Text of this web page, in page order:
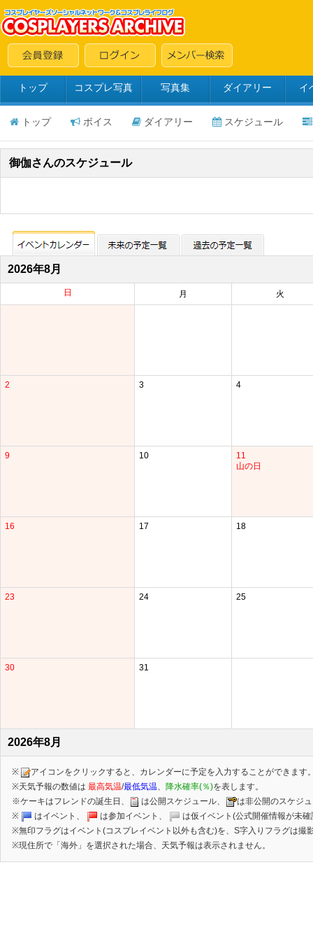
トップ コスプレ写真 写真集 ダイアリー イ
トップ ボイス ダイアリー スケジュール
御伽さんのスケジュール
2026年8月
日 月 火
2 3 4
9 10
11
山の日
16 17 18
23 24 25
30 31
2026年8月
※
アイコンをクリックすると、カレンダーに予定を入力することができます
※天気予報の数値は 最高気温/最低気温、 降水確率(％)を表します。
※ケーキはフレンドの誕生日、
は公開スケジュール、
は非公開のスケジ
※
はイベント、 は参加イベント、
は仮イベント(公式開催情報が未
※無印フラグはイベント(コスプレイベント以外も含む)を、S字入りフラグは撮
※現住所で「海外」を選択された場合、天気予報は表示されません。